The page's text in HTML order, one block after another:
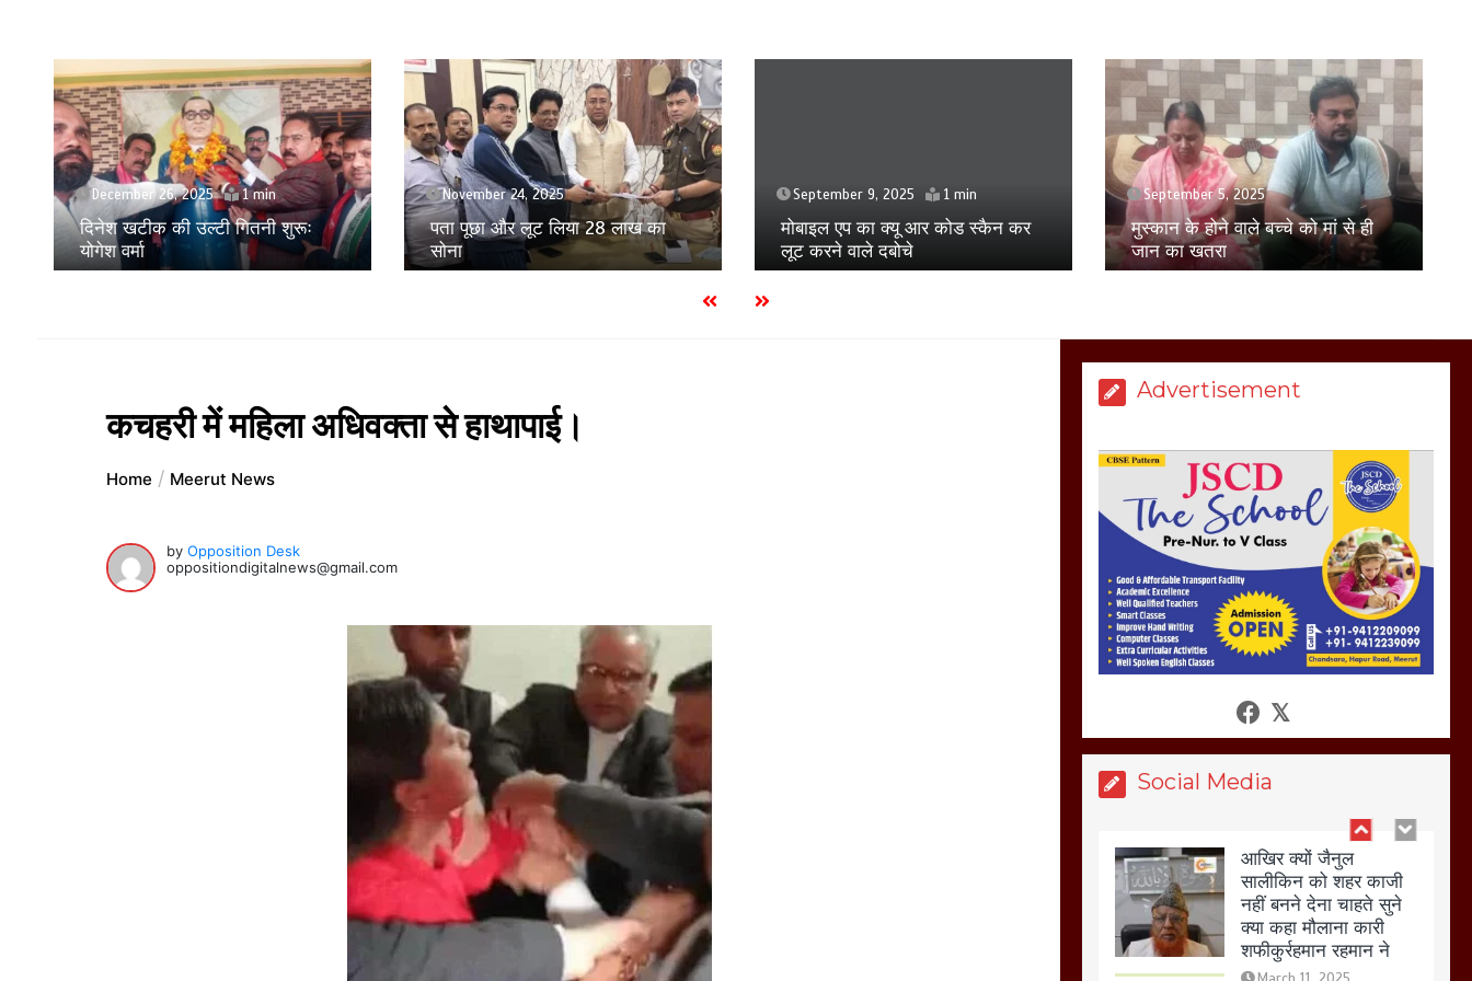
November 24, 2025
पता पूछा और लूट लिया 28 लाख का
सोना
September 9, 2025 1 min
मोबाइल एप का क्यू आर कोड स्कैन कर
लूट करने वाले दबोचे
September 5, 2025
मुस्कान के होने वाले बच्चे को मां से ही
जान का खतरा
April 17, 2025
युवती से छेड़छाड़ का विरोध करने पर
परिवार पर हमला, पीड़ित परिवार ने
एसएसपी से की शिकायत
कचहरी में महिला अधिवक्ता से हाथापाई।
Home Meerut News
by Opposition Desk
oppositiondigitalnews@gmail.com
Advertisement
Social Media
सरकार को दी आमरण
अनशन की चेतावनी
March 8, 2025
मेरठ सुराजकुंड शमशान
घाट में चिता से अस्थि
होलिका रखने पर लात मार
कर होलिका को किया तहस
नहस,मोहल्ले वालों के साथ
की गई गाली गलोच ,कहा
अगर रखी गई होली तो होगा
खून खराबा,
March 11, 2025
सालीकिन को शहर काजी
नहीं बनने देना चाहते सुने
क्या कहा मौलाना कारी
शफीकुर्रहमान रहमान ने
बिजली विभाग से परेशान
होकर बागपत में एक संत ने
सरकार को दी आमरण
अनशन की चेतावनी